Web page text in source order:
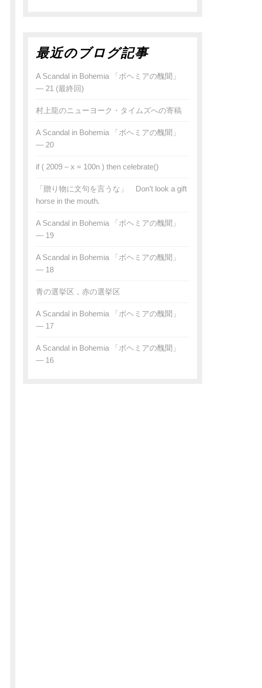
最近のブログ記事
A Scandal in Bohemia 「ボヘミアの醜聞」
— 21 (最終回)
村上龍のニューヨーク・タイムズへの寄稿
A Scandal in Bohemia 「ボヘミアの醜聞」
— 20
if ( 2009 – x = 100n ) then celebrate()
「贈り物に文句を言うな」 Don’t look a gift
horse in the mouth.
A Scandal in Bohemia 「ボヘミアの醜聞」
— 19
A Scandal in Bohemia 「ボヘミアの醜聞」
— 18
青の選挙区，赤の選挙区
A Scandal in Bohemia 「ボヘミアの醜聞」
— 17
A Scandal in Bohemia 「ボヘミアの醜聞」
— 16